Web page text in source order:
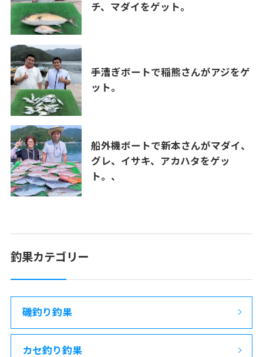
チ、マダイをゲット。
手漕ぎボートで稲熊さんがアジをゲ
ット。
船外機ボートで新本さんがマダイ、
グレ、イサキ、アカハタをゲッ
ト。、
釣果カテゴリー
磯釣り釣果
カセ釣り釣果